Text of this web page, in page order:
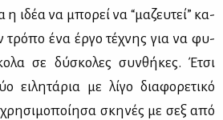
η ιδέα να μπο­ρεί να “μα­ζευ­τεί” κα­
τρό­πο ένα έρ­γο τέ­χνης για να φυ­
σε δύ­σκο­λες συν­θή­κες. Έτσι
ει­λη­τά­ρια με λί­γο δια­φο­ρε­τι­κό
σκη­νές με σεξ από